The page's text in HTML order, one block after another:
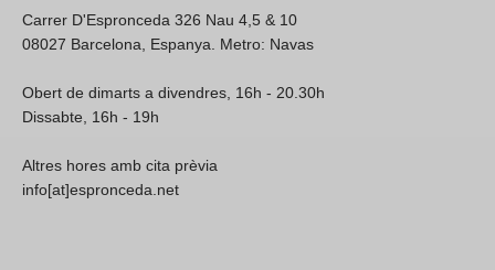
Carrer D'Espronceda 326 Nau 4,5 & 10
08027 Barcelona, Espanya. Metro: Navas
Obert de dimarts a divendres, 16h - 20.30h
Dissabte, 16h - 19h
Altres hores amb cita prèvia
info[at]espronceda.net